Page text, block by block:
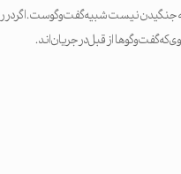
جنگیدن نیست شبیه گفت‌وگوست. اگر
که گفت‌وگوها از قبل در جریان‌اند.